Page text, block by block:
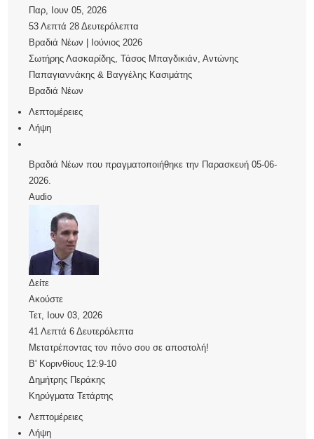
Παρ, Ιουν 05, 2026
53 Λεπτά 28 Δευτερόλεπτα
Βραδιά Νέων | Ιούνιος 2026
Σωτήρης Λασκαρίδης,Τάσος Μπαγδικιάν,Αντώνης
Παπαγιαννάκης & Βαγγέλης Κασιμάτης
Βραδιά Νέων
Λεπτομέρειες
Λήψη
Βραδιά Νέων που πραγματοποιήθηκε την Παρασκευή 05-06-
2026.
Audio
Δείτε
Ακούστε
Τετ, Ιουν 03, 2026
41 Λεπτά 6 Δευτερόλεπτα
Μετατρέποντας τον πόνο σου σε αποστολή!
Β' Κορινθίους 12:9-10
Δημήτρης Περάκης
Κηρύγματα Τετάρτης
Λεπτομέρειες
Λήψη